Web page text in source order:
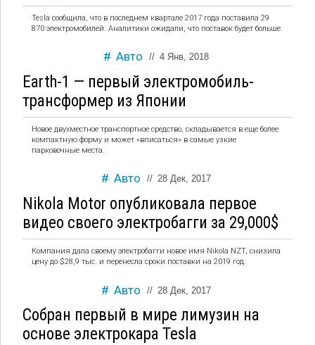
Tesla сообщила, что в последнем квартале 2017 года поставила 29
870 электромобилей. Аналитики ожидали, что поставок будет больше.
Авто // 4 Янв, 2018
Earth-1 — первый электромобиль-
трансформер из Японии
Новое двухместное транспортное средство, складывается в еще более
компактную форму и может «вписаться» в самые узкие
парковочные места.
Авто // 28 Дек, 2017
Nikola Motor опубликовала первое
видео своего электробагги за 29,000$
Компания дала своему электробагги новое имя Nikola NZT, снизила
цену до $28,9 тыс. и перенесла сроки поставки на 2019 год.
Авто // 28 Дек, 2017
Собран первый в мире лимузин на
основе электрокара Tesla